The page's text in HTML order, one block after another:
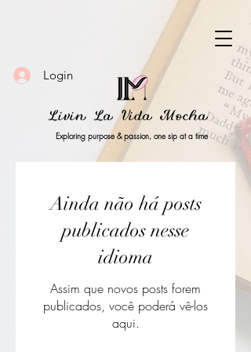
Login
Livin La Vida Mocha
Exploring purpose & passion, one sip at a time
Ainda não há posts
publicados nesse
idioma
Assim que novos posts forem
publicados, você poderá vê-los
aqui.